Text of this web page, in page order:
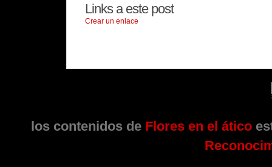
Links a este post
Crear un enlace
los contenidos de Flores en el ático